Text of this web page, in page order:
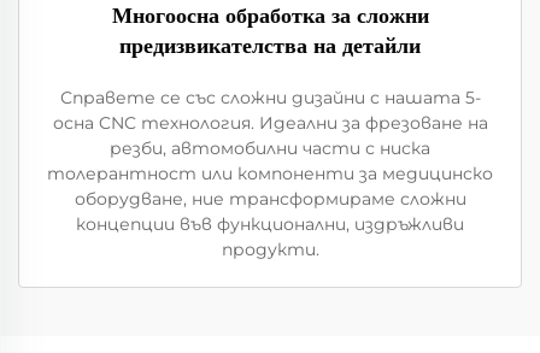
Многоосна обработка за сложни
предизвикателства на детайли
Справете се със сложни дизайни с нашата 5-
осна CNC технология. Идеални за фрезоване на
резби, автомобилни части с ниска
толерантност или компоненти за медицинско
оборудване, ние трансформираме сложни
концепции във функционални, издръжливи
продукти.